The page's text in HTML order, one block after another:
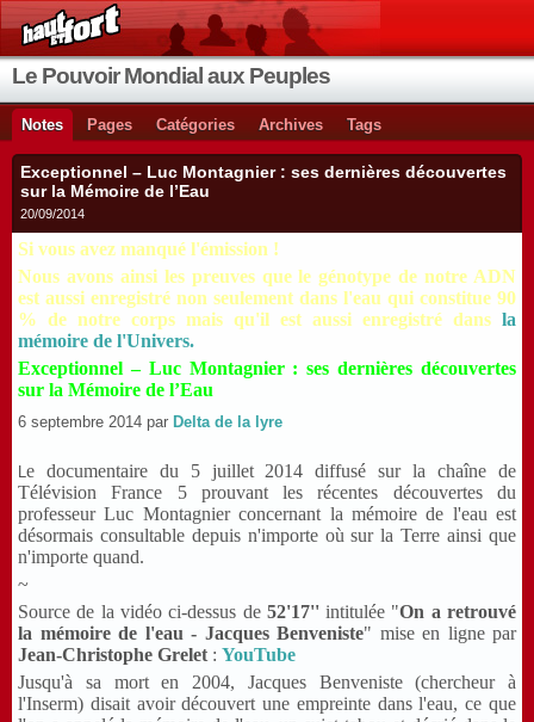
Le Pouvoir Mondial aux Peuples
Notes Pages Catégories Archives Tags
Exceptionnel – Luc Montagnier : ses dernières découvertes
sur la Mémoire de l’Eau
20/09/2014
Si vous avez manqué l'émission !
Nous avons ainsi les preuves que le génotype de notre ADN
est aussi enregistré non seulement dans l'eau qui constitue 90
% de notre corps mais qu'il est aussi enregistré dans la
mémoire de l'Univers.
Exceptionnel – Luc Montagnier : ses dernières découvertes
sur la Mémoire de l’Eau
6 septembre 2014 par Delta de la lyre
Le documentaire du 5 juillet 2014 diffusé sur la chaîne de
Télévision France 5 prouvant les récentes découvertes du
professeur Luc Montagnier concernant la mémoire de l'eau est
désormais consultable depuis n'importe où sur la Terre ainsi que
n'importe quand.
~
Source de la vidéo ci-dessus de 52'17''intitulée "On a retrouvé
la mémoire de l'eau - Jacques Benveniste" mise en ligne par
Jean-Christophe Grelet : YouTube
Jusqu'à sa mort en 2004, Jacques Benveniste (chercheur à
l'Inserm) disait avoir découvert une empreinte dans l'eau, ce que